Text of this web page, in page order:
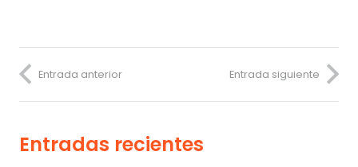
Entrada anterior Entrada siguiente
Entradas recientes